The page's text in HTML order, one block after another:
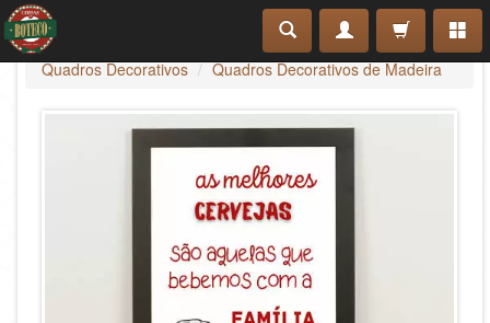
Quadros Decorativos Quadros Decorativos de Madeira